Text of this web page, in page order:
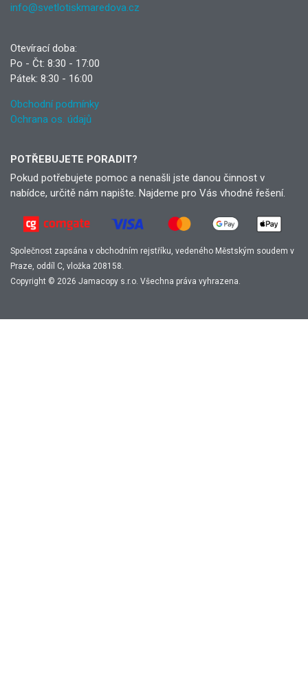
info@svetlotiskmaredova.cz
Otevírací doba:
Po - Čt: 8:30 - 17:00
Pátek: 8:30 - 16:00
Obchodní podmínky
Ochrana os. údajů
POTŘEBUJETE PORADIT?
Pokud potřebujete pomoc a nenašli jste danou činnost v
nabídce, určitě nám napište. Najdeme pro Vás vhodné řešení.
Společnost zapsána v obchodním rejstříku, vedeného Městským soudem v
Praze, oddíl C, vložka 208158.
Copyright © 2026 Jamacopy s.r.o. Všechna práva vyhrazena.